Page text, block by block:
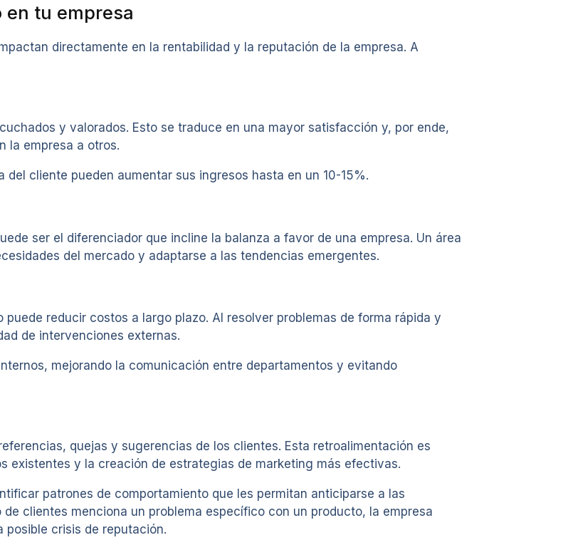
en tu empresa
directamente en la rentabilidad y la reputación de la empresa. A
y valorados. Esto se traduce en una mayor satisfacción y, por ende,
la empresa a otros.
cliente pueden aumentar sus ingresos hasta en un 10-15%.
ser el diferenciador que incline la balanza a favor de una empresa. Un área
del mercado y adaptarse a las tendencias emergentes.
reducir costos a largo plazo. Al resolver problemas de forma rápida y
de intervenciones externas.
mejorando la comunicación entre departamentos y evitando
quejas y sugerencias de los clientes. Esta retroalimentación es
existentes y la creación de estrategias de marketing más efectivas.
patrones de comportamiento que les permitan anticiparse a las
clientes menciona un problema específico con un producto, la empresa
posible crisis de reputación.